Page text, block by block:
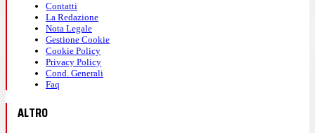
Contatti
La Redazione
Nota Legale
Gestione Cookie
Cookie Policy
Privacy Policy
Cond. Generali
Faq
ALTRO